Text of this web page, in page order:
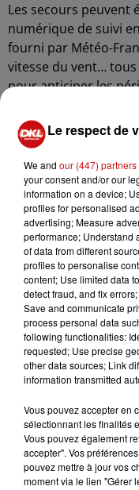
Les secours
numérique de suivi
fourni par Météo-
vitesse du vent…
pour anticiper les
« Depuis 2022, on
souligne Cécile
cabinet du préfet.
par des chaleurs
entraînant une
d’interventions : 4
940 l’année
Même si 2024 a été
mise. Le Bas-Rhin
forêts, dont une
des départements
risque — de France.
Pour 2025, l’État a
renforcement des
certaines zones
détecter
Sur le terrain, les
citernes de
Le respect de
We and our (447) partners
your consent and/or our
information on a device;
profiles for personalised
advertising; Measure
performance; Understand
of data from different
profiles to personalise
content; Use limited data
detect fraud, and fix
Save and communicate
process personal data
following functionalities:
requested; Use precise
other data sources; Link
information transmitted
Vous pouvez accepter en
sélectionnant les finalités
Vous pouvez également
accepter". Vos
pouvez mettre à jour vos
moment via le lien "Gérer